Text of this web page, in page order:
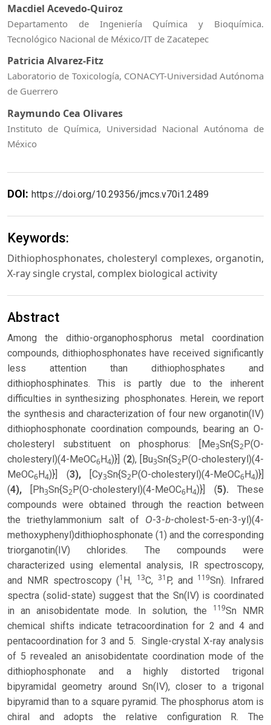
Macdiel Acevedo-Quiroz
Departamento de Ingeniería Química y Bioquímica.
Tecnológico Nacional de México/IT de Zacatepec
Patricia Alvarez-Fitz
Laboratorio de Toxicología, CONACYT-Universidad Autónoma
de Guerrero
Raymundo Cea Olivares
Instituto de Química, Universidad Nacional Autónoma de
México
DOI: https://doi.org/10.29356/jmcs.v70i1.2489
Keywords:
Dithiophosphonates, cholesteryl complexes, organotin,
X-ray single crystal, complex biological activity
Abstract
Among the dithio-organophosphorus metal coordination
compounds, dithiophosphonates have received significantly
less attention than dithiophosphates and
dithiophosphinates. This is partly due to the inherent
difficulties in synthesizing phosphonates. Herein, we report
the synthesis and characterization of four new organotin(IV)
dithiophosphonate coordination compounds, bearing an O-
cholesteryl substituent on phosphorus: [Me3Sn{S2P(O-
cholesteryl)(4-MeOC6H4)}] (2), [Bu3Sn{S2P(O-cholesteryl)(4-
MeOC6H4)}] (3), [Cy3Sn{S2P(O-cholesteryl)(4-MeOC6H4)}]
(4), [Ph3Sn{S2P(O-cholesteryl)(4-MeOC6H4)}] (5). These
compounds were obtained through the reaction between
the triethylammonium salt of O-3-b-cholest-5-en-3-yl)(4-
methoxyphenyl)dithiophosphonate (1) and the corresponding
triorganotin(IV) chlorides. The compounds were
characterized using elemental analysis, IR spectroscopy,
and NMR spectroscopy (1H, 13C, 31P, and 119Sn). Infrared
spectra (solid-state) suggest that the Sn(IV) is coordinated
in an anisobidentate mode. In solution, the
119Sn NMR
chemical shifts indicate tetracoordination for 2 and 4 and
pentacoordination for 3 and 5. Single-crystal X-ray analysis
of 5 revealed an anisobidentate coordination mode of the
dithiophosphonate and a highly distorted trigonal
bipyramidal geometry around Sn(IV), closer to a trigonal
bipyramid than to a square pyramid. The phosphorus atom is
chiral and adopts the relative configuration R. The